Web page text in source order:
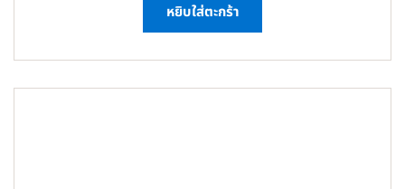
หยิบใส่ตะกร้า